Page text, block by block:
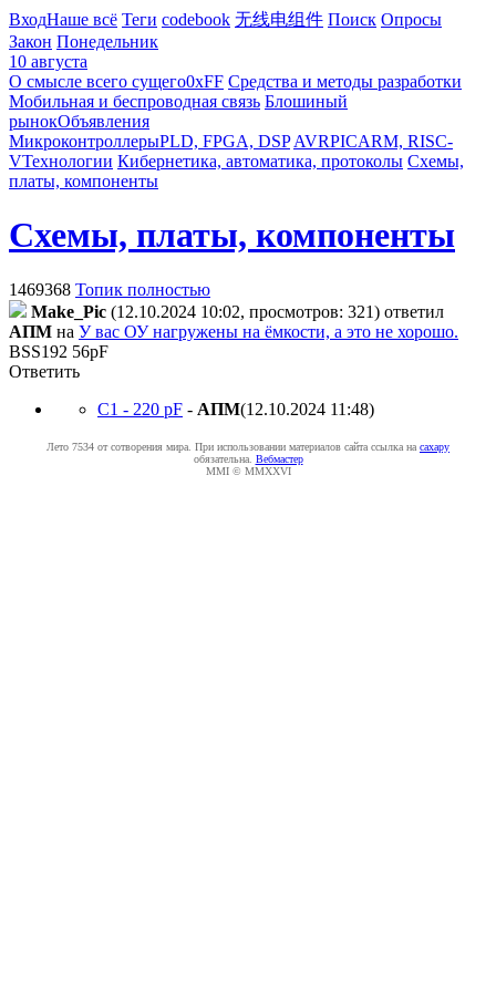
ВходНаше всё Теги codebook 无线电组件 Поиск Опросы
Закон Понедельник
10 августа
О смысле всего сущего0xFF Средства и методы разработки
Мобильная и беспроводная связь Блошиный
рынокОбъявления
МикроконтроллерыPLD, FPGA, DSP AVRPICARM, RISC-
VТехнологии Кибернетика, автоматика, протоколы Схемы,
платы, компоненты
Схемы, платы, компоненты
1469368 Топик полностью
Make_Pic (12.10.2024 10:02, просмотров: 321) ответил
AПM на У вас ОУ нагружены на ёмкости, а это не хорошо.
BSS192 56pF
Ответить
C1 - 220 pF - AПM(12.10.2024 11:48)
Лето 7534 от сотворения мира. При использовании материалов сайта ссылка на caxapу
обязательна. Вебмастер
MMI © MMXXVI